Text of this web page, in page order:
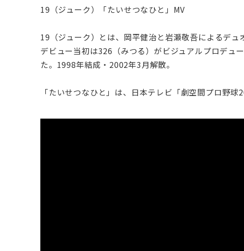
19（ジューク）「たいせつなひと」MV
19（ジューク）とは、岡平健治と岩瀬敬吾によるデュ
デビュー当初は326（みつる）がビジュアルプロデュ
た。1998年結成・2002年3月解散。
「たいせつなひと」は、日本テレビ「劇空間プロ野